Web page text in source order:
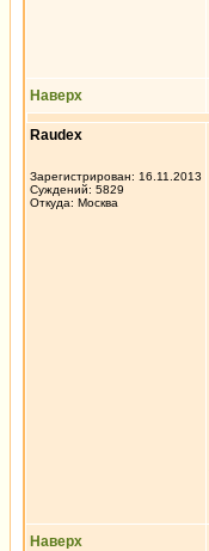
Наверх
Raudex
Зарегистрирован: 16.11.2013
Суждений: 5829
Откуда: Москва
Наверх